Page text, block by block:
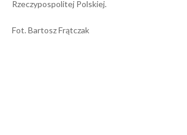
Rzeczypospolitej Polskiej.
Fot. Bartosz Frątczak